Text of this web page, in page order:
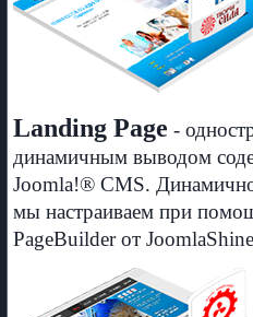
Landing Page -
динамичным выводом
Joomla!® CMS.
мы настраиваем при
PageBuilder от